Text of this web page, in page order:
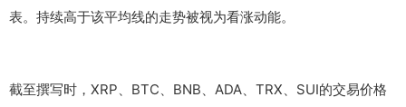
表。持续高于该平均线的走势被视为看涨动能。
截至撰写时，XRP、BTC、BNB、ADA、TRX、SUI的交易价格